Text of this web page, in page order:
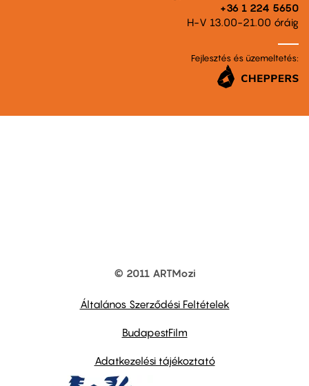
+36 1 224 5650
H-V 13.00-21.00 óráig
Fejlesztés és üzemeltetés:
© 2011 ARTMozi
Általános Szerződési Feltételek
BudapestFilm
Adatkezelési tájékoztató